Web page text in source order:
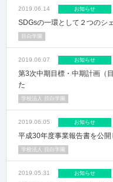
2019.06.14 お知らせ
SDGsの一環として２つのシ
目白学園
2019.06.07 お知らせ
第3次中期目標・中期計画（
た
学校法人 目白学園
2019.06.05 お知らせ
平成30年度事業報告書を公開
学校法人 目白学園
2019.05.31 お知らせ